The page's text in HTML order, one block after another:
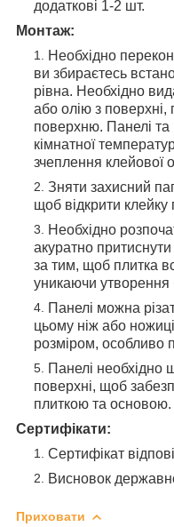
додаткові 1-2 шт.
Монтаж:
Необхідно
ви збираєтесь
рівна. Необхідно
або олію з поверхні,
поверхню. Панелі та
кімнатної
зчеплення клейової
Зняти захисний
щоб відкрити
Необхідно
акуратно
за тим, щоб плитка
уникаючи
Панелі можна
цьому ніж або
розміром, особливо
Панелі необхідно
поверхні, щоб
плиткою та основою.
Сертифікати:
Сертифікат
Висновок
Приховати